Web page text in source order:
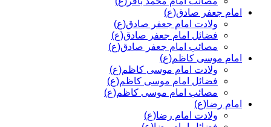
امام جعفر صادق(ع)
ولادت امام جعفر صادق(ع)
فضائل امام جعفر صادق(ع)
مصائب امام جعفر صادق(ع)
امام موسی کاظم(ع)
ولادت امام موسی کاظم(ع)
فضائل امام موسی کاظم(ع)
مصائب امام موسی کاظم(ع)
امام رضا(ع)
ولادت امام رضا(ع)